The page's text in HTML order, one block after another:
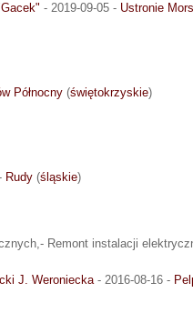
- 2019-09-05 - Ustronie
Północny (świętokrzyskie)
Rudy (śląskie)
Remont instalacji
J. Weroniecka- 2016-08-16 -